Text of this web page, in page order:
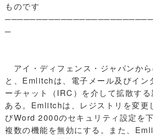
ものです
─
アイ・ディフェンス・ジャパンか
と、Emlitchは、電子メール及びイン
ーチャット（IRC）を介して拡散す
ある。Emlitchは、レジストリを変更
びWord 2000のセキュリティ設定を下
複数の機能を無効にする。また、